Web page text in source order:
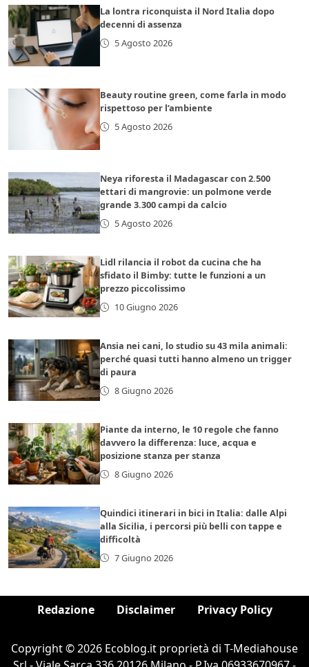
La lontra riconquista il Nord Italia dopo
decenni di assenza
5 Agosto 2026
Beauty routine green, come farla in modo
rispettoso per l’ambiente
5 Agosto 2026
Neya riforesta il Madagascar con 2.500
ettari di mangrovie: un polmone verde
grande 3.300 campi da calcio
5 Agosto 2026
Lidl rilancia il robot da cucina che ha
sfidato il Bimby: tutte le funzioni a un
prezzo piccolissimo
10 Giugno 2026
Ansia nei cani, lo studio su 43 mila animali:
perché quasi tutti hanno almeno un trigger
di paura
8 Giugno 2026
Piante da interno, le 10 regole che fanno
davvero la differenza: luce, acqua e
posizione stanza per stanza
8 Giugno 2026
Quindici itinerari in bici in Italia: dalle Alpi
alla Sicilia, i percorsi più belli con tappe e
difficoltà
7 Giugno 2026
Redazione Disclaimer Privacy Policy
Copyright © 2026 Ecoblog.it proprietà di T-Mediahouse